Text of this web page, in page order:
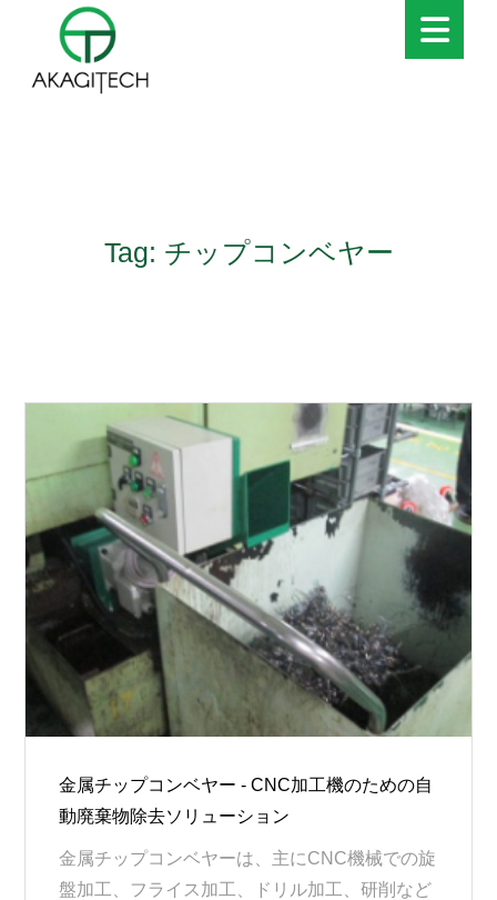
Tag: チップコンベヤー
金属チップコンベヤー - CNC加工機のための自
動廃棄物除去ソリューション
金属チップコンベヤーは、主にCNC機械での旋
盤加工、フライス加工、ドリル加工、研削など